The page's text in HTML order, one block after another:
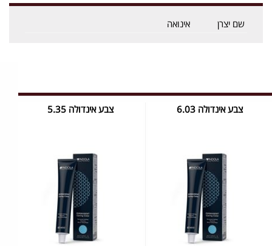
שם יצרן אינואה
צבע אינדולה 6.03 צבע אינדולה 5.35